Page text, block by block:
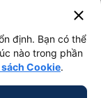
close
định. Bạn có thể
nào trong phần
Cookie.